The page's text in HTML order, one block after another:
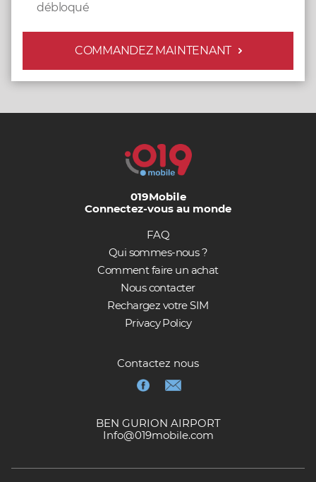
débloqué
COMMANDEZ MAINTENANT
019Mobile
Connectez-vous au monde
FAQ
Qui sommes-nous ?
Comment faire un achat
Nous contacter
Rechargez votre SIM
Privacy Policy
Contactez nous
BEN GURION AIRPORT
Info@019mobile.com